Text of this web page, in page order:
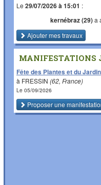
Le 29/07/2026 à 15:01 :
kernébraz (29)a
Ajouter mes travaux
MANIFESTATIONS
Fête des Plantes et du Jardin
à FRESSIN (62, France)
Le 05/09/2026
Proposer une